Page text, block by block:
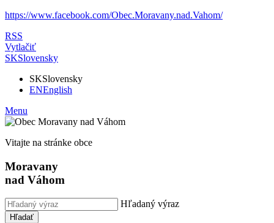
https://www.facebook.com/Obec.Moravany.nad.Vahom/
RSS
Vytlačiť
SKSlovensky
SKSlovensky
ENEnglish
Menu
Vitajte na stránke obce
Moravany
nad Váhom
Hľadaný výraz
Hľadať